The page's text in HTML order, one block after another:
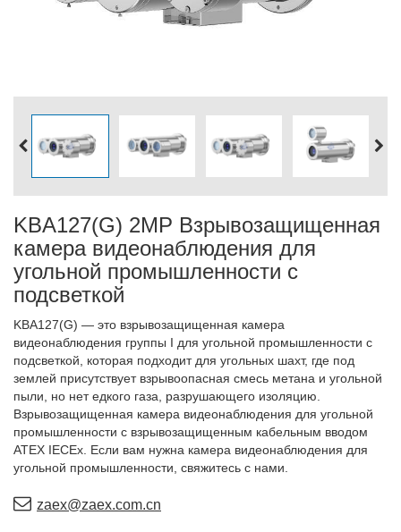
KBA127(G) 2MP Взрывозащищенная
камера видеонаблюдения для
угольной промышленности с
подсветкой
KBA127(G) — это взрывозащищенная камера
видеонаблюдения группы I для угольной промышленности с
подсветкой, которая подходит для угольных шахт, где под
землей присутствует взрывоопасная смесь метана и угольной
пыли, но нет едкого газа, разрушающего изоляцию.
Взрывозащищенная камера видеонаблюдения для угольной
промышленности с взрывозащищенным кабельным вводом
ATEX IECEx. Если вам нужна камера видеонаблюдения для
угольной промышленности, свяжитесь с нами.
zaex@zaex.com.cn